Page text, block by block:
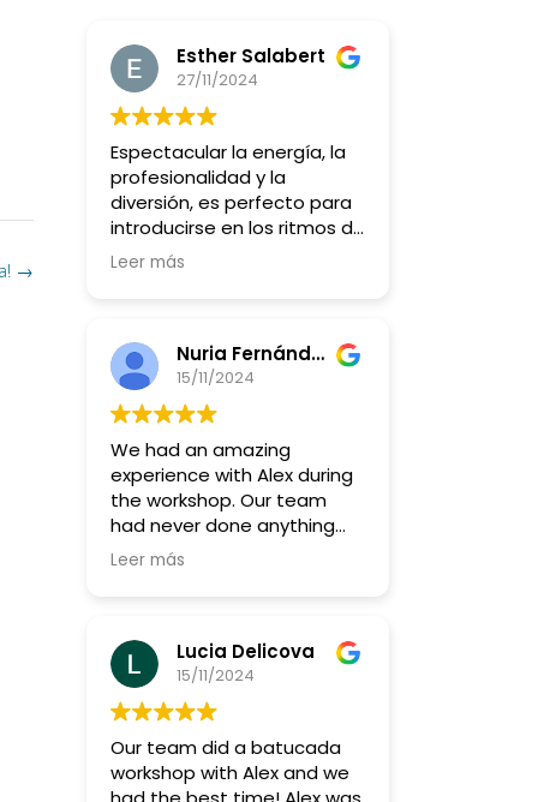
→
Esther Salabert
27/11/2024
Espectacular la energía, la
profesionalidad y la
diversión, es perfecto para
introducirse en los ritmos de
batucada y querer más y
Leer más
Nuria Fernández Giacometti
15/11/2024
We had an amazing
experience with Alex during
the workshop. Our team
had never done anything
like this before, but Alex
What really stood out was
how he got us all to really
listen to each other—it was
a great way to build
teamwork and connect in a
Leer más
Lucia Delicova
15/11/2024
Our team did a batucada
workshop with Alex and we